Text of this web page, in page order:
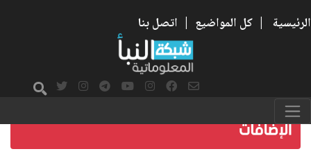
الرئيسية | كل المواضيع | اتصل بنا